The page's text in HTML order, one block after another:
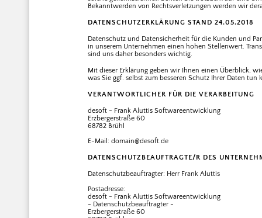
Bekanntwerden von Rechtsverletzungen werden wir
DATENSCHUTZERKLÄRUNG STAND 24.05.2018
Datenschutz und Datensicherheit für die Kunden und
in unserem Unternehmen einen hohen Stellenwert.
sind uns daher besonders wichtig.
Mit dieser Erklärung geben wir Ihnen einen Überblick,
was Sie ggf. selbst zum besseren Schutz Ihrer Daten tun
VERANTWORTLICHER FÜR DIE VERARBEITUNG
desoft - Frank Aluttis Softwareentwicklung
Erzbergerstraße 60
68782 Brühl
E-Mail: domain@desoft.de
DATENSCHUTZBEAUFTRAGTE/R DES
Datenschutzbeauftragter: Herr Frank Aluttis
Postadresse:
desoft - Frank Aluttis Softwareentwicklung
- Datenschutzbeauftragter -
Erzbergerstraße 60